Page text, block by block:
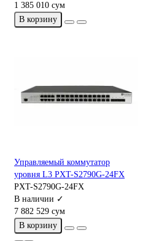
1 385 010 сум
В корзину
Управляемый коммутатор
уровня L3 PXT-S2790G-24FX
PXT-S2790G-24FX
В наличии ✓
7 882 529 сум
В корзину